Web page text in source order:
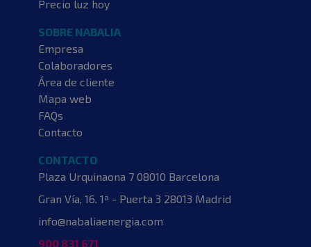
CONTACTO
Plaza Urquinaona 7 08010 Barcelona
Gran Vía, 16. 1ª - Puerta 3 28013 Madrid
info@nabaliaenergia.com
900 831 671
Precio luz hoy
SOBRE NABALIA
Empresa
Colaboradores
Área de cliente
Mapa web
FAQs
Contacto